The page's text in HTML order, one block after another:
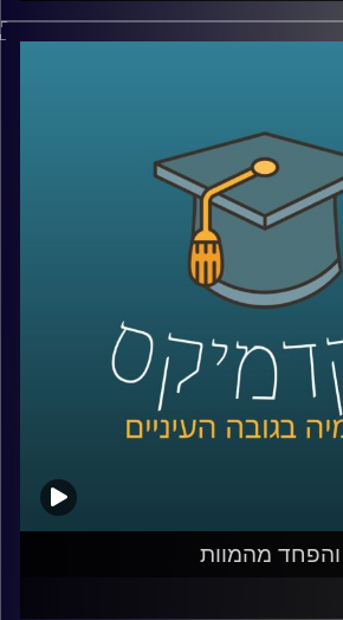
ידי כמות הלייקים והעוקבים חשוב
עושות ועושים ולהציג אותה
ומסיבות בריכה, יציאה עם חברים
כדי להבהיר לכולם
חברה עשירים. אבל מה קורה כאשר
לטוס לחו"ל, להיות בחוגים פוטוגנים
קרובות ואפילו השכונה או חצר
כדי להצטלם בהם (ובטח שלא כוללים
דרורי, חוקרת ומרצה על סוציולוגיה
נוער באינסטגרם בבר אילן ואצלנו בחטיבת
נמוך לעומת כאלו ממעמד כלכלי גבוה,
בתוך מציאות שאינה פוטוגנית ומה זה אי
והפחד מהמוות